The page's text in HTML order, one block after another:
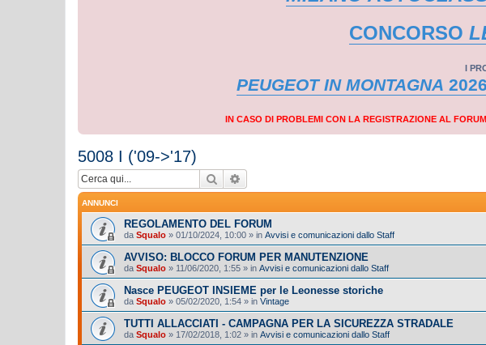
CONCORSO
I
PEUGEOT IN MONTAGNA 2026
IN CASO DI PROBLEMI CON LA REGISTRAZIONE AL FORUM
5008 I ('09->'17)
Cerca
ANNUNCI
REGOLAMENTO DEL FORUM
da Squalo » 01/10/2024, 10:00 » in Avvisi e comunicazioni dallo Staff
AVVISO: BLOCCO FORUM PER MANUTENZIONE
da Squalo » 11/06/2020, 1:55 » in Avvisi e comunicazioni dallo Staff
Nasce PEUGEOT INSIEME per le Leonesse storiche
da Squalo » 05/02/2020, 1:54 » in Vintage
TUTTI ALLACCIATI - CAMPAGNA PER LA SICUREZZA STRADALE
da Squalo » 17/02/2018, 1:02 » in Avvisi e comunicazioni dallo Staff